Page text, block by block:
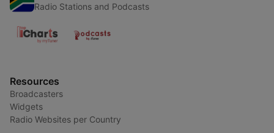
Radio Stations and Podcasts
Resources
Broadcasters
Widgets
Radio Websites per Country